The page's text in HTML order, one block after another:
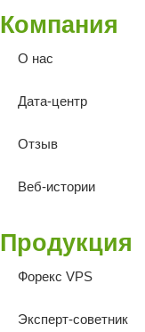
Компания
О нас
Дата-центр
Отзыв
Веб-истории
Продукция
Форекс VPS
Эксперт-советник